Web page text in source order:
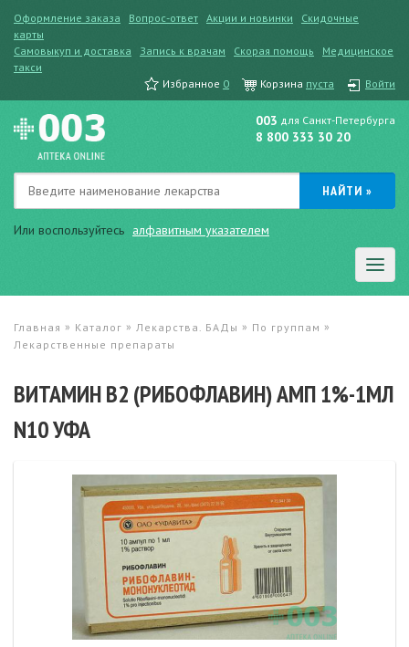
Оформление заказа Вопрос-ответ Акции и новинки
Скидочные
карты
Самовыкуп и доставка
Запись к врачам Скорая помощь
Медицинское
такси
Избранное 0 Корзина пуста Войти
Или воспользуйтесь алфавитным указателем
003 для Санкт-Петербурга
8 800 333 30 20
Главная » Каталог » Лекарства. БАДы » По группам »
Лекарственные препараты
ВИТАМИН В2 (РИБОФЛАВИН) АМП 1%-1МЛ
N10 УФА